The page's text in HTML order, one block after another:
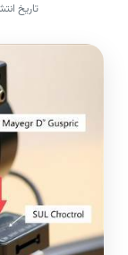
تاریخ انتشار : 1404/